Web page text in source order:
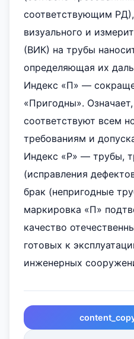
соответствующим РД),
визуального и
(ВИК) на трубы
определяющая их
Индекс «П» —
«Пригодны».
соответствуют всем
требованиям и
Индекс «Р» — трубы,
(исправления
брак (непригодные
маркировка «П»
качество
готовых к
инженерных